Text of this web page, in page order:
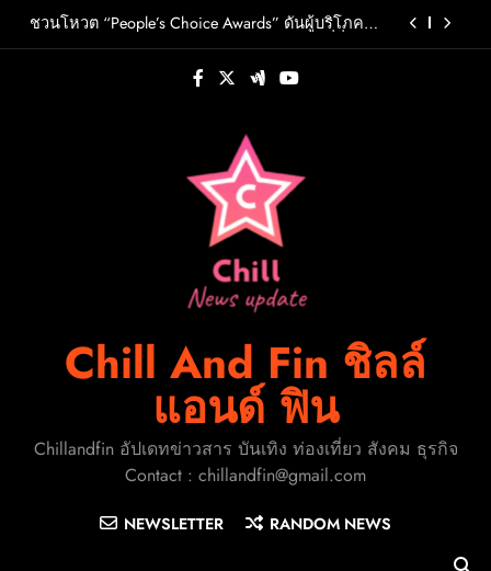
วต์ PRIMA เตรียมปล่อย 4 ก.ย. นี้
ชวนโหวต “People’s Choice Awards” ดันผู้บริโภค
FLO เกิร์ลกรุ๊ป R&B สุดแซ่บแห่งยุค ส่งอัลบั้มชุดที่ 2
THERAPY AT THE CLUB พร้อมปล่อยเอ็มวี “Cry Ugly”
ครอบครัว สร้างความทรงจำดีๆไปกับออนิกซ์ฮอสพิ
รู้จัก ADÉLA ป๊อปสตาร์สาวดาวรุ่งจากสโลวาเกีย กับ
เพลงสุดไวรัล “Ain’t In LA”พร้อมประกาศอัลบั้มเดบิ
วต์ PRIMA เตรียมปล่อย 4 ก.ย. นี้
ชวนโหวต “People’s Choice Awards” ดันผู้บริโภค
ร่วมตัดสินสุดยอดบริษัทอสังหาฯและเอเจนต์ที่ชื่น
FLO เกิร์ลกรุ๊ป R&B สุดแซ่บแห่งยุค ส่งอัลบั้มชุดที่ 2
THERAPY AT THE CLUB พร้อมปล่อยเอ็มวี “Cry Ugly”
โดนใจแฟนคลับ ก่อนบินมาเจอแฟนไทย 29 สิงหาคม
ปักหมุดวันหยุดนี้! ออกไปสร้างช่วงเวลาพิเศษกับ
ครอบครัว สร้างความทรงจำดีๆไปกับออนิกซ์ฮอสพิ
Chill And Fin ชิลล์
แอนด์ ฟิน
Chillandfin อัปเดทข่าวสาร บันเทิง ท่องเที่ยว สังคม ธุรกิจ
Contact : chillandfin@gmail.com
NEWSLETTER RANDOM NEWS